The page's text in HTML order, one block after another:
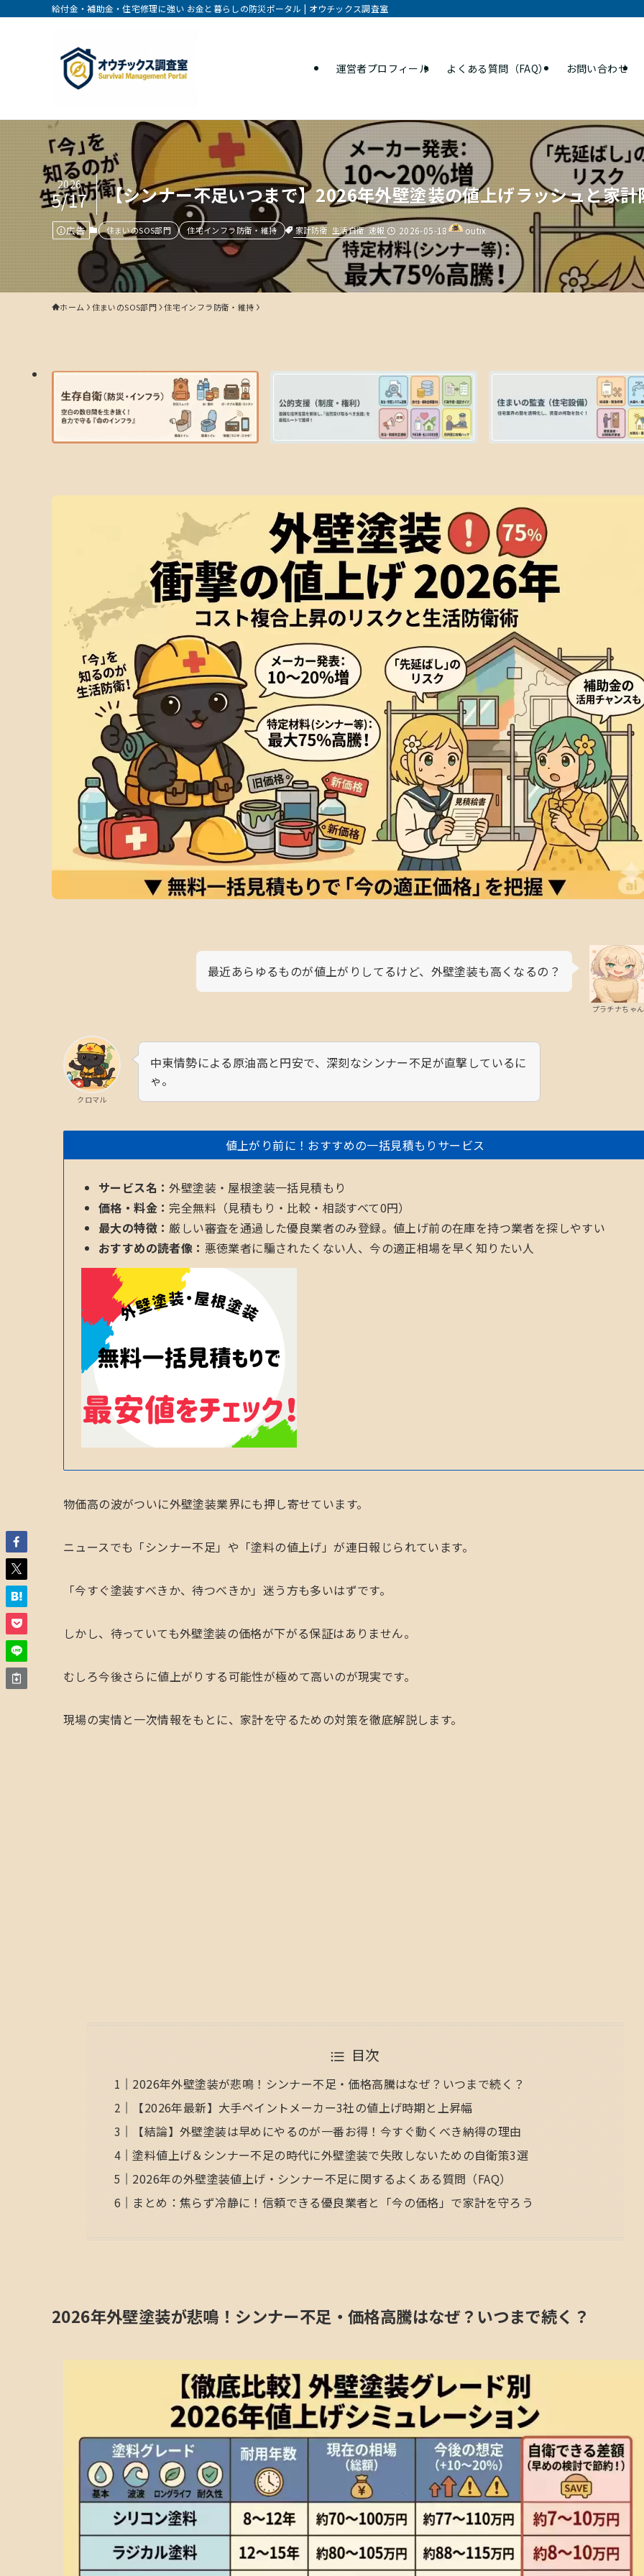
給付金・補助金・住宅修理に強い お金と暮らしの防災ポータル | オウチックス調査室
運営者プロフィール よくある質問（FAQ） お問い合わせ
【シンナー不足いつまで】2026年外壁塗装の値上げラッシュと家計
2026
5/17
広告 住まいのSOS部門 住宅インフラ防衛・維持 家計防衛 生活自衛 速報 2026-05-18 outix
ホーム 住まいのSOS部門 住宅インフラ防衛・維持
プラチナちゃん
最近あらゆるものが値上がりしてるけど、外壁塗装も高くなるの？
クロマル
中東情勢による原油高と円安で、深刻なシンナー不足が直撃しているに
ゃ。
値上がり前に！おすすめの一括見積もりサービス
サービス名：外壁塗装・屋根塗装一括見積もり
価格・料金： 完全無料（見積もり・比較・相談すべて0円）
最大の特徴：厳しい審査を通過した優良業者のみ登録。値上げ前の在庫を持つ業者を探しやすい
おすすめの読者像： 悪徳業者に騙されたくない人、今の適正相場を早く知りたい人
物価高の波がついに外壁塗装業界にも押し寄せています。
ニュースでも「シンナー不足」や「塗料の値上げ」が連日報じられています。
「今すぐ塗装すべきか、待つべきか」迷う方も多いはずです。
しかし、待っていても外壁塗装の価格が下がる保証はありません。
むしろ今後さらに値上がりする可能性が極めて高いのが現実です。
現場の実情と一次情報をもとに、家計を守るための対策を徹底解説します。
目次
2026年外壁塗装が悲鳴！シンナー不足・価格高騰はなぜ？いつまで続く？
【2026年最新】大手ペイントメーカー3社の値上げ時期と上昇幅
【結論】外壁塗装は早めにやるのが一番お得！今すぐ動くべき納得の理由
塗料値上げ＆シンナー不足の時代に外壁塗装で失敗しないための自衛策3選
2026年の外壁塗装値上げ・シンナー不足に関するよくある質問（FAQ）
まとめ：焦らず冷静に！信頼できる優良業者と「今の価格」で家計を守ろう
2026年外壁塗装が悲鳴！シンナー不足・価格高騰はなぜ？いつまで続く？